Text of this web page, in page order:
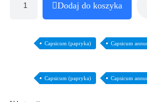
Dodaj do koszyka
Capsicum (papryka) Capsicum
Capsicum (papryka) Capsicum